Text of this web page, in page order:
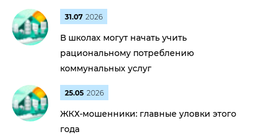
31.07 2026
В школах могут начать учить
рациональному потреблению
коммунальных услуг
25.05 2026
ЖКХ-мошенники: главные уловки этого
года